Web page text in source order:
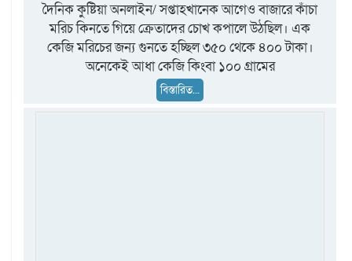
দৈনিক কুষ্টিয়া অনলাইন/ সপ্তাহখানেক আগেও বাজারে কাঁচা
মরিচ কিনতে গিয়ে ক্রেতাদের চোখ কপালে উঠছিল। এক
কেজি মরিচের জন্য গুনতে হচ্ছিল ৩৫০ থেকে ৪০০ টাকা।
অনেকেই আধা কেজি কিংবা ১০০ গ্রামের
বিস্তারিত...